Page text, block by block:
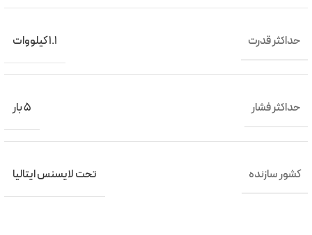
حداکثر قدرت 1.1 کیلووات
حداکثر فشار 5 بار
کشور سازنده تحت لایسنس ایتالیا